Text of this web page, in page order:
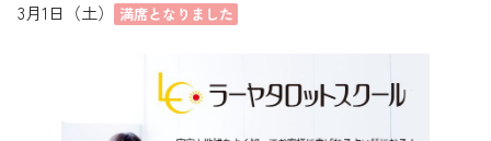
3月1日（土） 満席となりました